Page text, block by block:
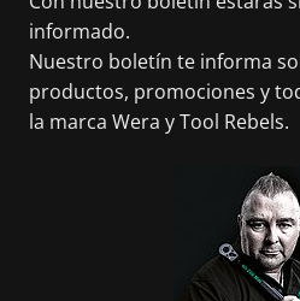
informado.
Nuestro boletín te informa
productos, promociones y
la marca Wera y Tool Rebels.